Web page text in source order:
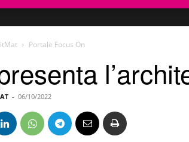
Portale Focus On
- 06/10/2022